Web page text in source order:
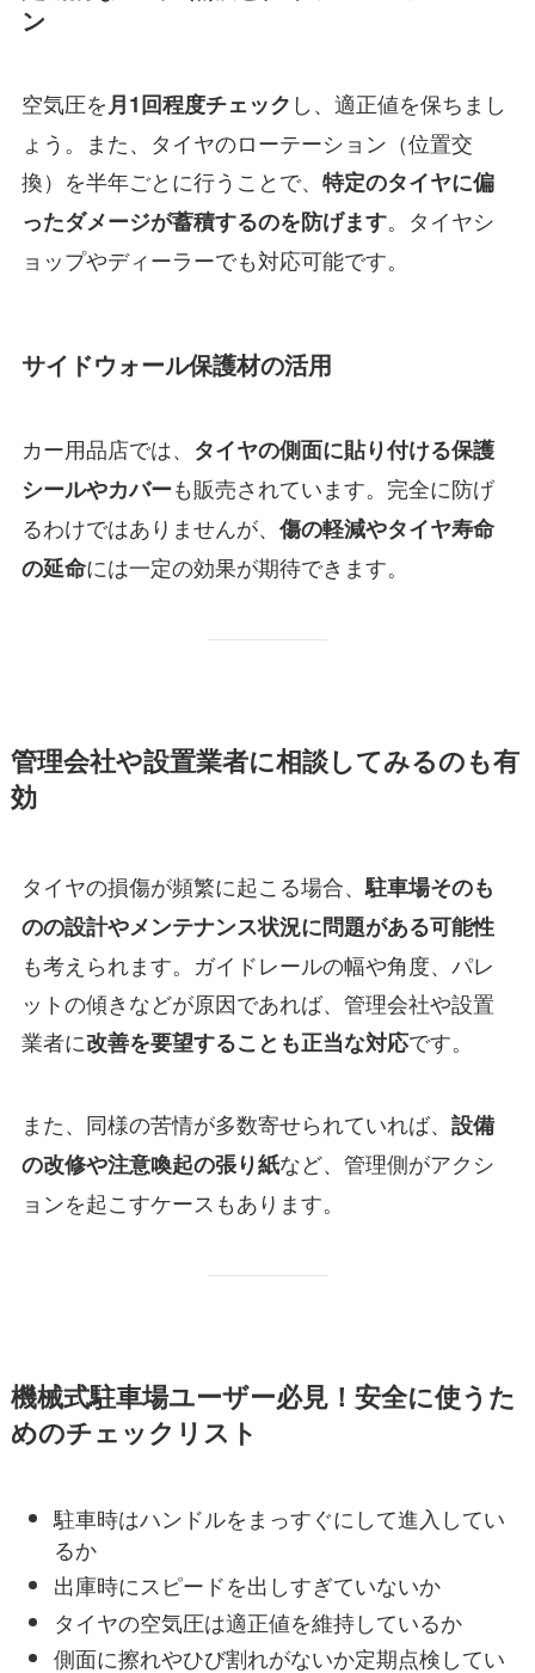
ン
空気圧を月1回程度チェック し、適正値を保ちまし
ょう。また、タイヤのローテーション（位置交
換）を半年ごとに行うことで、 特定のタイヤに偏
ったダメージが蓄積するのを防げます。タイヤシ
ョップやディーラーでも対応可能です。
サイドウォール保護材の活用
カー用品店では、 タイヤの側面に貼り付ける保護
シールやカバーも販売されています。完全に防げ
るわけではありませんが、 傷の軽減やタイヤ寿命
の延命には一定の効果が期待できます。
管理会社や設置業者に相談してみるのも有
効
タイヤの損傷が頻繁に起こる場合、駐車場そのも
のの設計やメンテナンス状況に問題がある可能性
も考えられます。ガイドレールの幅や角度、パレ
ットの傾きなどが原因であれば、管理会社や設置
業者に改善を要望することも正当な対応です。
また、同様の苦情が多数寄せられていれば、 設備
の改修や注意喚起の張り紙など、管理側がアクシ
ョンを起こすケースもあります。
機械式駐車場ユーザー必見！安全に使うた
めのチェックリスト
駐車時はハンドルをまっすぐにして進入してい
るか
出庫時にスピードを出しすぎていないか
タイヤの空気圧は適正値を維持しているか
側面に擦れやひび割れがないか定期点検してい